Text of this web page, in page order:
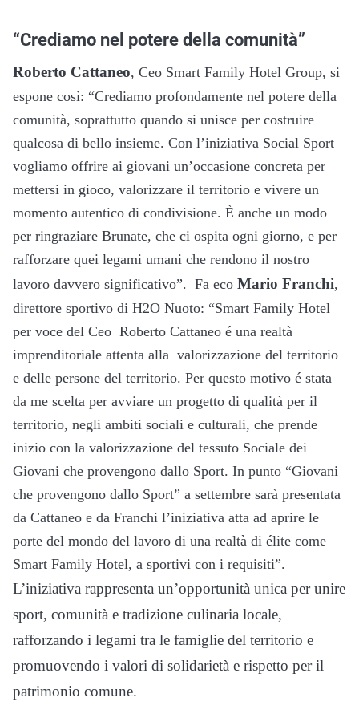
“Crediamo nel potere della comunità”
Roberto Cattaneo, Ceo Smart Family Hotel Group, si
espone così: “Crediamo profondamente nel potere della
comunità, soprattutto quando si unisce per costruire
qualcosa di bello insieme. Con l’iniziativa Social Sport
vogliamo offrire ai giovani un’occasione concreta per
mettersi in gioco, valorizzare il territorio e vivere un
momento autentico di condivisione. È anche un modo
per ringraziare Brunate, che ci ospita ogni giorno, e per
rafforzare quei legami umani che rendono il nostro
lavoro davvero significativo”. Fa eco Mario Franchi,
direttore sportivo di H2O Nuoto: “Smart Family Hotel
per voce del Ceo Roberto Cattaneo é una realtà
imprenditoriale attenta alla valorizzazione del territorio
e delle persone del territorio. Per questo motivo é stata
da me scelta per avviare un progetto di qualità per il
territorio, negli ambiti sociali e culturali, che prende
inizio con la valorizzazione del tessuto Sociale dei
Giovani che provengono dallo Sport. In punto “Giovani
che provengono dallo Sport” a settembre sarà presentata
da Cattaneo e da Franchi l’iniziativa atta ad aprire le
porte del mondo del lavoro di una realtà di élite come
Smart Family Hotel, a sportivi con i requisiti”.
L’iniziativa rappresenta un’opportunità unica per unire
sport, comunità e tradizione culinaria locale,
rafforzando i legami tra le famiglie del territorio e
promuovendo i valori di solidarietà e rispetto per il
patrimonio comune.